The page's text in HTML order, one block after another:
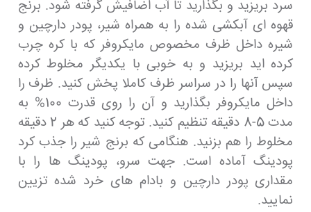
سرد بریزید و بگذارید تا آب اضافیش گرفته شود. برنج
قهوه ای آبکشی شده را به همراه شیر، پودر دارچین و
شیره داخل ظرف مخصوص مایکروفر که با کره چرب
کرده اید بریزید و به خوبی با یکدیگر مخلوط کرده
سپس آنها را در سراسر ظرف کاملا پخش کنید. ظرف را
داخل مایکروفر بگذارید و آن را روی قدرت 100% به
مدت 5-8 دقیقه تنظیم کنید. توجه کنید که هر 2 دقیقه
مخلوط را هم بزنید. هنگامی که برنج شیر را جذب کرد
پودینگ آماده است. جهت سرو، پودینگ ها را با
مقداری پودر دارچین و بادام های خرد شده تزیین
نمایید.